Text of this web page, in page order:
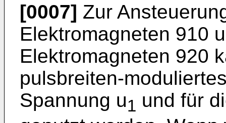
[0007] Zur
Elektromagneten 910
Elektromagneten 920
pulsbreiten-
Spannung u1 und für